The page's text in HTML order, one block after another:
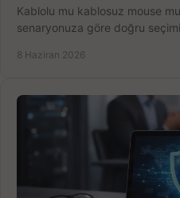
Kablolu mu kablosuz mouse
senaryonuza göre doğru
8 Haziran 2026